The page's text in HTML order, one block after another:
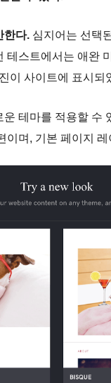
한다. 심지어는 선택
테스트에서는 애완
이 사이트에 표시되
테마를 적용할 수
이며, 기본 페이지